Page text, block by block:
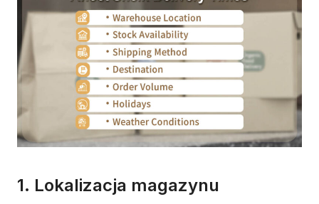
1. Lokalizacja magazynu